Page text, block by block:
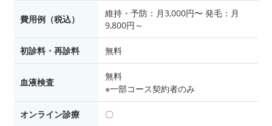
費用例（税込）
維持・予防：月3,000円〜 発毛：月
9,800円～
初診料・再診料 無料
血液検査
無料
※一部コース契約者のみ
オンライン診療 〇